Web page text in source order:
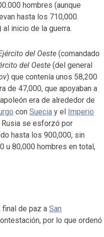
hombres (aunque
hasta los 710,000.
inicio de la guerra.
del Oeste (comandado
del Oeste (del general
) que contenía unos 58,200
de 47,000, que apoyaban a
era de alrededor de
con Suecia y el Imperio
se esforzó por
hasta los 900,000, sin
u 80,000 hombres en total,
final de paz a San
por lo que ordenó